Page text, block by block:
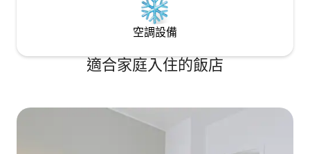
空調設備
適合家庭入住的飯店